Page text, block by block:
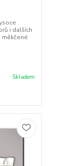
i dalších
měkčené
Skladem